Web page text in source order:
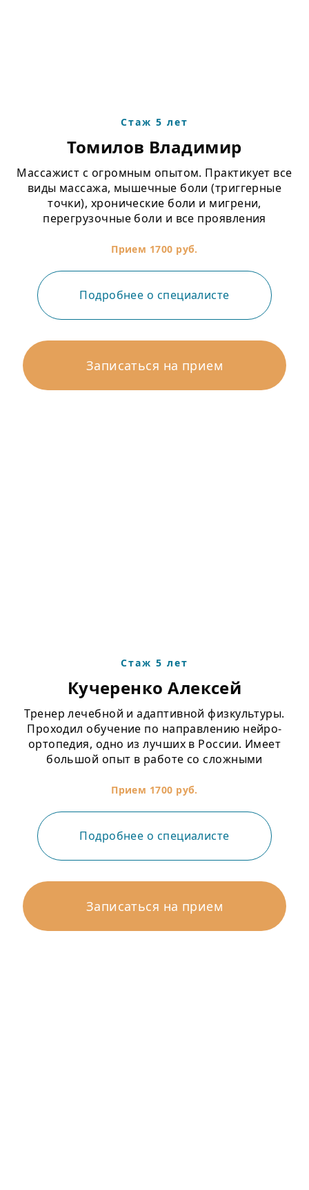
Стаж 5 лет
Томилов Владимир
Массажист с огромным опытом. Практикует все
виды массажа, мышечные боли (триггерные
точки), хронические боли и мигрени,
перегрузочные боли и все проявления
мануальной терапии и ПИР.
Прием 1700 руб.
Подробнее о специалисте
Записаться на прием
Стаж 5 лет
Кучеренко Алексей
Тренер лечебной и адаптивной физкультуры.
Проходил обучение по направлению нейро-
ортопедия, одно из лучших в России. Имеет
большой опыт в работе со сложными
долгим течением, грыжи диска и реабилитация
Прием 1700 руб.
Подробнее о специалисте
Записаться на прием